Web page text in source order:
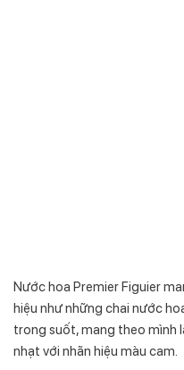
Nước hoa Premier Figuier
hiệu như những chai nước
trong suốt, mang theo mình
nhạt với nhãn hiệu màu cam.